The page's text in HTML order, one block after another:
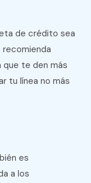
de crédito sea
te den más
tu línea no más
es
a los